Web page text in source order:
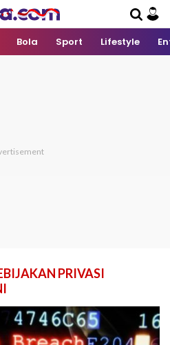
Bola Sport Lifestyle
PRIVASI